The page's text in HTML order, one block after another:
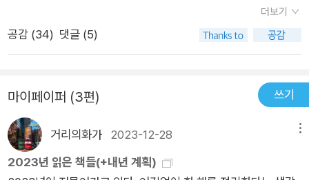
사람들이 목숨을 잃었다. 이스라엘의 우방국 중 하나인 영국조차
이스라엘의 레바논 공습 작전을 두고 “역겨운 야만 행위”라고 비
난할 정도였다. 이란-이라크 전쟁에서 미국과 소련은 손익을 계
소련을 몰아내고 있었는데, 이들의 강력한 후원자는 당연히도 미
국이었다. 심지어 CIA가 직접 개입했는데 끝내 자신의 창조주를
파멸시키는 괴물, ‘프랑켄슈타인’을 길러내는 짓이었다고는 상상
도 못했다.(훗날 9·11 테러 이후 미국은 이들을 상대했으나 결국
과거 소련처럼 아프가니스탄을 포기해야 했다.) 누가 시민이 될
권력의 대두에 집중되었으며, 탈식민지화의 뒤를 쫓아 전개되었
다. 다량의 병력이 주둔한 중부 유럽의 변경 지대는 비교적 평화
적으로 남았던 반면, 동쪽에서는 격렬한 충돌이 불타올랐다. - P1
62023년 팔레스타인 무장정파 하마스는 10월 7일 이스라엘을
기습해 1,200여 명을 살해하고, 240여 명을 납치했다. 이스라엘
은 ‘피의 보복’에 나섰고 현재, 팔레스타인 희생자만 2만 명을 넘
어섰다. 봉쇄된 가자지구의 주민 220만 명도 생사기로에 있다.
이스라엘의 무차별 공격은 세계 곳곳에서 반유대주의 물결을 일
더보기
공감 (34) 댓글 (5)
마이페이퍼 (3편) 쓰기
거리의화가 2023-12-28
2023년 읽은 책들(+내년 계획)